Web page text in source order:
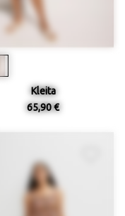
Kleita
65,90 €